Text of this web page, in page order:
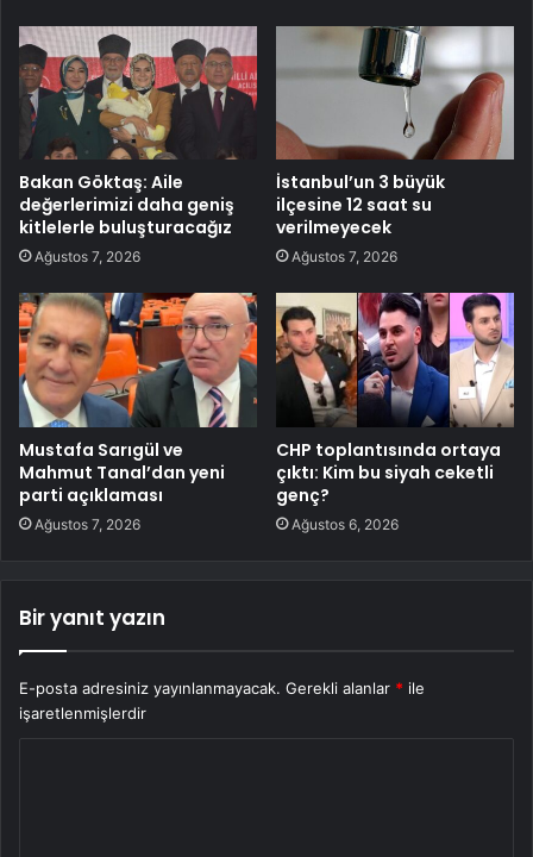
Bakan Göktaş: Aile
değerlerimizi daha geniş
kitlelerle buluşturacağız
Ağustos 7, 2026
İstanbul’un 3 büyük
ilçesine 12 saat su
verilmeyecek
Ağustos 7, 2026
Mustafa Sarıgül ve
Mahmut Tanal’dan yeni
parti açıklaması
Ağustos 7, 2026
CHP toplantısında ortaya
çıktı: Kim bu siyah ceketli
genç?
Ağustos 6, 2026
Bir yanıt yazın
E-posta adresiniz yayınlanmayacak. Gerekli alanlar * ile
işaretlenmişlerdir